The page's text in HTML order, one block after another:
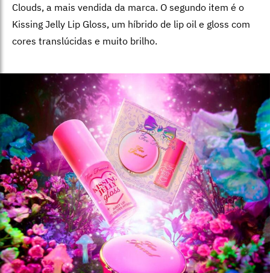
Clouds, a mais vendida da marca. O segundo item é o
Kissing Jelly Lip Gloss, um híbrido de lip oil e gloss com
cores translúcidas e muito brilho.